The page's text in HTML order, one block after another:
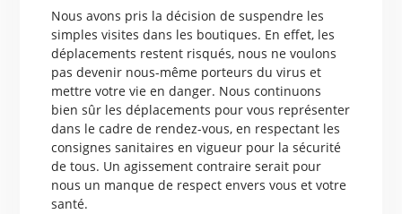
Nous avons pris la décision de suspendre les
simples visites dans les boutiques. En effet, les
déplacements restent risqués, nous ne voulons
pas devenir nous-même porteurs du virus et
mettre votre vie en danger. Nous continuons
bien sûr les déplacements pour vous représenter
dans le cadre de rendez-vous, en respectant les
consignes sanitaires en vigueur pour la sécurité
de tous. Un agissement contraire serait pour
nous un manque de respect envers vous et votre
santé.